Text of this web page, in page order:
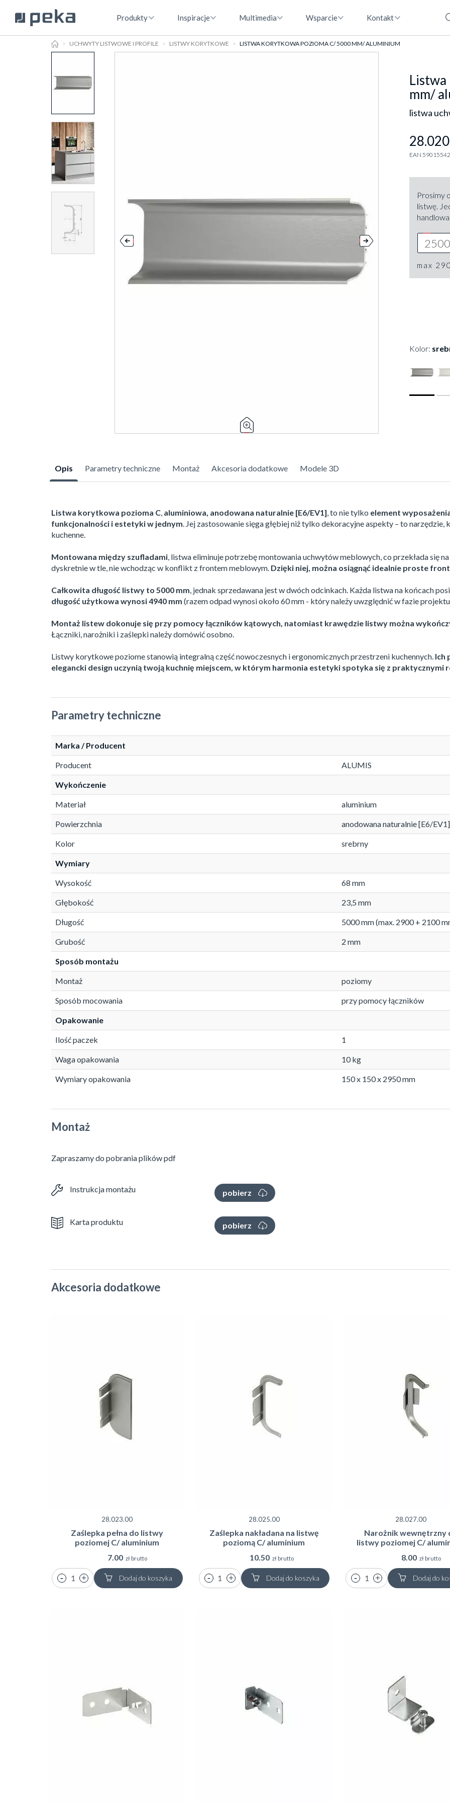
Produkty Inspiracje Multimedia Wsparcie Kontakt
HOMEUCHWYTY LISTWOWE I PROFILE LISTWY KORYTKOWE LISTWA KORYTKOWA POZIOMA C/ 5000 MM/ ALUMINIUM
mm/
listwa
EAN
Prosimy
listwę.
max
Kolor:
Opis Parametry techniczne Montaż Akcesoria dodatkowe Modele 3D
Listwa korytkowa pozioma C, aluminiowa, anodowana naturalnie [E6/EV1], to nie tylko element
funkcjonalności i estetyki w jednym. Jej zastosowanie sięga głębiej niż tylko dekoracyjne aspekty – to
kuchenne.
Montowana między szufladami, listwa eliminuje potrzebę montowania uchwytów meblowych, co przekłada się
dyskretnie w tle, nie wchodząc w konflikt z frontem meblowym. Dzięki niej, można osiągnąć idealnie proste
Całkowita długość listwy to 5000 mm, jednak sprzedawana jest w dwóch odcinkach. Każda listwa na końcach
długość użytkowa wynosi 4940 mm (razem odpad wynosi około 60 mm - który należy uwzględnić w fazie
Montaż listew dokonuje się przy pomocy łączników kątowych, natomiast krawędzie listwy można
Łączniki, narożniki i zaślepki należy domówić osobno.
Listwy korytkowe poziome stanowią integralną część nowoczesnych i ergonomicznych przestrzeni kuchennych. Ich
elegancki design uczynią twoją kuchnię miejscem, w którym harmonia estetyki spotyka się z praktycznymi
Parametry techniczne
Marka / Producent
Producent ALUMIS
Wykończenie
Materiał aluminium
Powierzchnia anodowana naturalnie [E6/EV1]
Kolor srebrny
Wymiary
Wysokość 68 mm
Głębokość 23,5 mm
Długość 5000 mm (max. 2900 + 2100
Grubość 2 mm
Sposób montażu
Montaż poziomy
Sposób mocowania przy pomocy łączników
Opakowanie
Ilość paczek 1
Waga opakowania 10 kg
Wymiary opakowania 150 x 150 x 2950 mm
Montaż
Zapraszamy do pobrania plików pdf
Instrukcja montażu pobierz
Karta produktu pobierz
Akcesoria dodatkowe
28.023.00
Zaślepka pełna do listwy
poziomej C/ aluminium
7.00 zł brutto
Dodaj do koszyka
28.025.00
Zaślepka nakładana na listwę
poziomą C/ aluminium
10.50 zł brutto
Dodaj do koszyka
28.027.00
Narożnik wewnętrzny
listwy poziomej C/
8.00 zł brutto
Dodaj do